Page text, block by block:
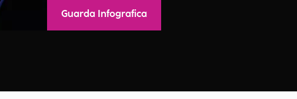
Guarda Infografica